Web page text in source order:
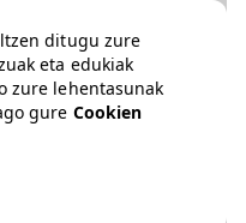
ditugu zure
eta edukiak
zure lehentasunak
gure Cookien